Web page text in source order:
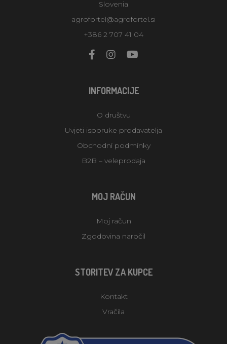
Slovenia
agrofortel@agrofortel.si
+386 2 707 41 04
INFORMACIJE
O društvu
Uvjeti isporuke prodavatelja
Obchodní podmínky
B2B – veleprodaja
MOJ RAČUN
Moj račun
Zgodovina naročil
STORITEV ZA KUPCE
Kontakt
Vračila